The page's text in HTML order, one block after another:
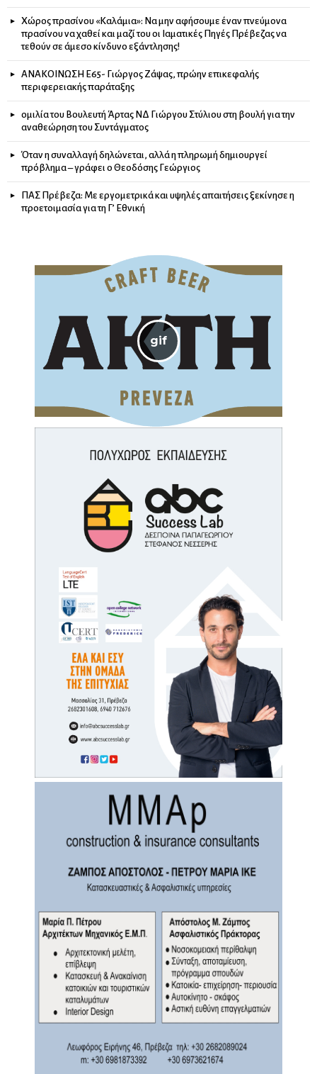
Χώρος πρασίνου «Καλάμια»: Να μην αφήσουμε έναν πνεύμονα
πρασίνου να χαθεί και μαζί του οι Ιαματικές Πηγές Πρέβεζας να
τεθούν σε άμεσο κίνδυνο εξάντλησης!
ΑΝΑΚΟΙΝΩΣΗ Ε65- Γιώργος Ζάψας, πρώην επικεφαλής
περιφερειακής παράταξης
ομιλία του Βουλευτή Άρτας ΝΔ Γιώργου Στύλιου στη βουλή για την
αναθεώρηση του Συντάγματος
Όταν η συναλλαγή δηλώνεται, αλλά η πληρωμή δημιουργεί
πρόβλημα – γράφει ο Θεοδόσης Γεώργιος
ΠΑΣ Πρέβεζα: Με εργομετρικά και υψηλές απαιτήσεις ξεκίνησε η
προετοιμασία για τη Γ’ Εθνική